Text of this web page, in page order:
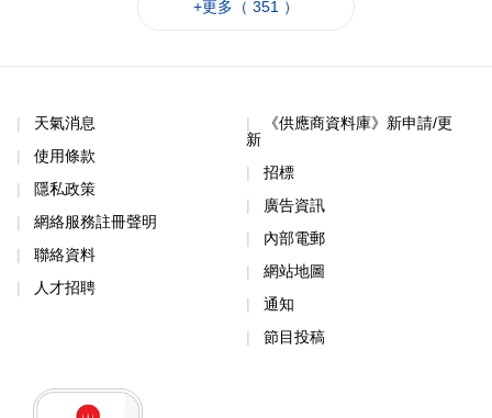
+更多（ 351 ）
天氣消息
使用條款
隱私政策
網絡服務註冊聲明
聯絡資料
人才招聘
《供應商資料庫》新申請/更
新
招標
廣告資訊
內部電郵
網站地圖
通知
節目投稿